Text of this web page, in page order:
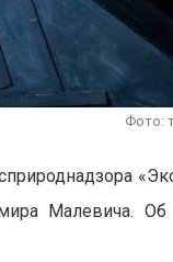
Фото:
Малевича.